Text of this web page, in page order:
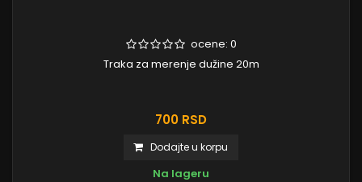
ocene: 0
Traka za merenje dužine 20m
700 RSD
Dodajte u korpu
Na lageru